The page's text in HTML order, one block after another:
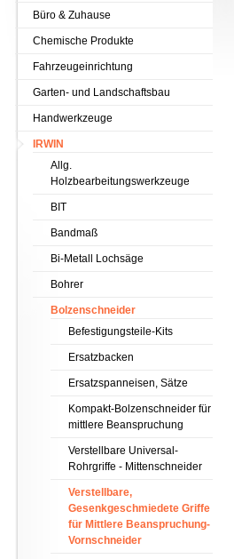
Büro & Zuhause
Chemische Produkte
Fahrzeugeinrichtung
Garten- und Landschaftsbau
Handwerkzeuge
IRWIN
Allg.
Holzbearbeitungswerkzeuge
BIT
Bandmaß
Bi-Metall Lochsäge
Bohrer
Bolzenschneider
Befestigungsteile-Kits
Ersatzbacken
Ersatzspanneisen, Sätze
Kompakt-Bolzenschneider für
mittlere Beanspruchung
Verstellbare Universal-
Rohrgriffe - Mittenschneider
Verstellbare,
Gesenkgeschmiedete Griffe
für Mittlere Beanspruchung-
Vornschneider